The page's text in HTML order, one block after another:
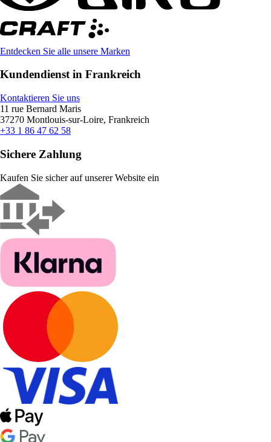
Entdecken Sie alle unsere Marken
Kundendienst in Frankreich
Kontaktieren Sie uns
11 rue Bernard Maris
37270 Montlouis-sur-Loire, Frankreich
+33 1 86 47 62 58
Sichere Zahlung
Kaufen Sie sicher auf unserer Website ein